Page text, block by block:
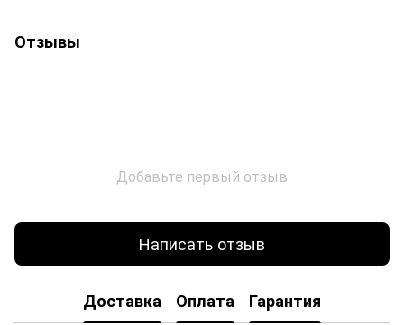
Отзывы
Добавьте первый отзыв
Написать отзыв
Доставка Оплата Гарантия